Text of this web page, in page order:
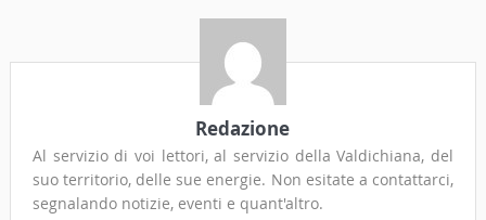
Redazione
Al servizio di voi lettori, al servizio della Valdichiana, del
suo territorio, delle sue energie. Non esitate a contattarci,
segnalando notizie, eventi e quant'altro.